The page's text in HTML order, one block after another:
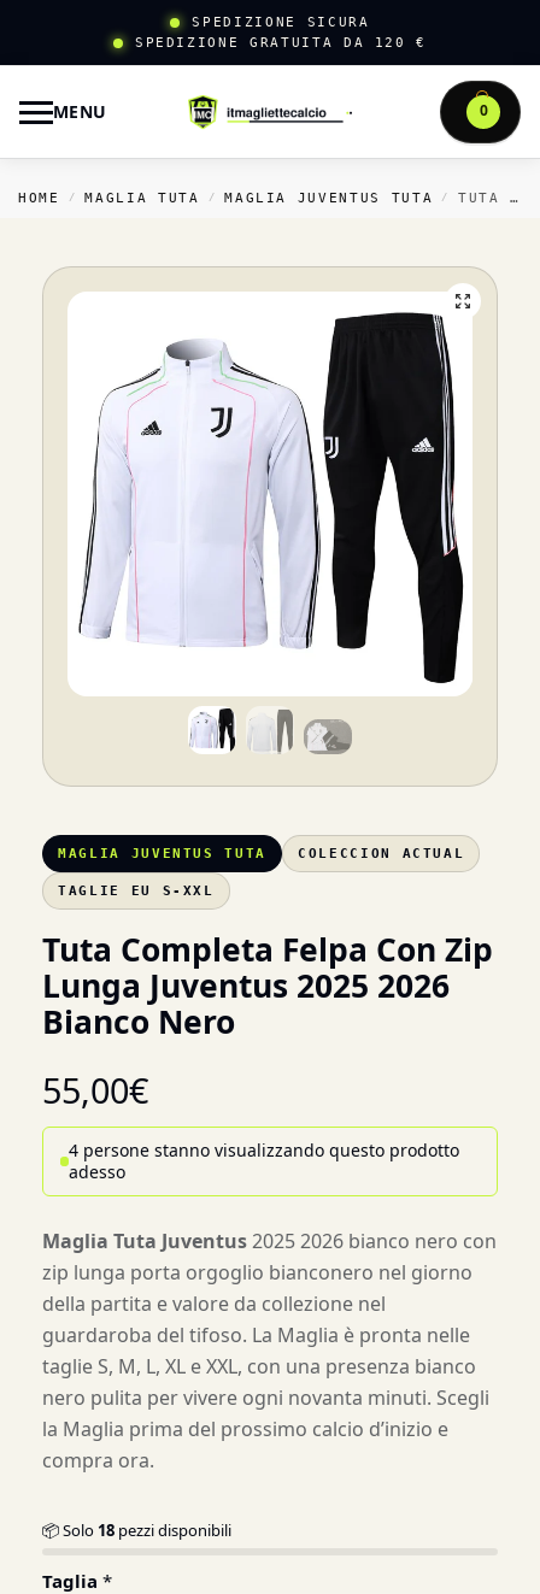
SPEDIZIONE SICURA
SPEDIZIONE GRATUITA DA 120 €
MENU 0
HOME / MAGLIA TUTA / MAGLIA JUVENTUS TUTA / TUTA COMPLETA FELPA CON ZIP LUNGA JUVENTUS 2025 2026 BIANCO NERO
MAGLIA JUVENTUS TUTA COLECCION ACTUAL
TAGLIE EU S-XXL
Tuta Completa Felpa Con Zip
Lunga Juventus 2025 2026
Bianco Nero
55,00€
4 persone stanno visualizzando questo prodotto
adesso
Maglia Tuta Juventus2025 2026 bianco nero con
zip lunga porta orgoglio bianconero nel giorno
della partita e valore da collezione nel
guardaroba del tifoso. La Maglia è pronta nelle
taglie S, M, L, XL e XXL, con una presenza bianco
nero pulita per vivere ogni novanta minuti. Scegli
la Maglia prima del prossimo calcio d’inizio e
compra ora.
📦 Solo 18 pezzi disponibili
Taglia *